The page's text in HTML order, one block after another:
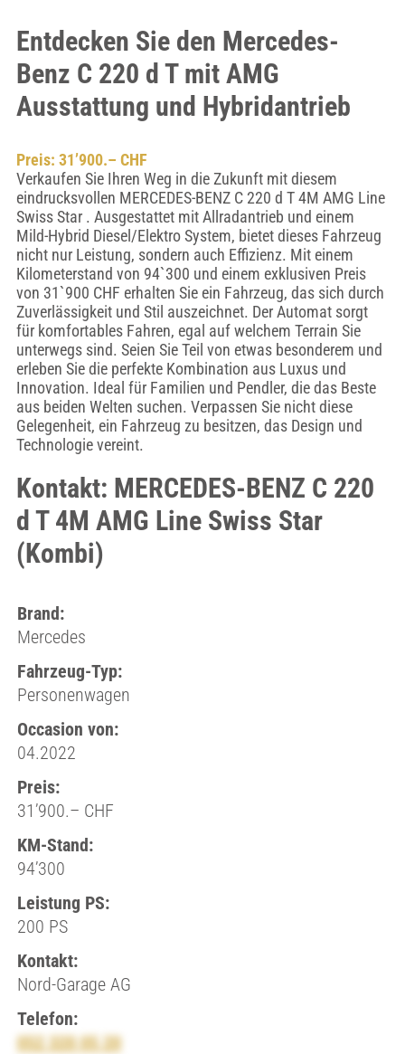
Entdecken Sie den Mercedes-
Benz C 220 d T mit AMG
Ausstattung und Hybridantrieb
Preis: 31’900.– CHF
Verkaufen Sie Ihren Weg in die Zukunft mit diesem
eindrucksvollen MERCEDES-BENZ C 220 d T 4M AMG Line
Swiss Star . Ausgestattet mit Allradantrieb und einem
Mild-Hybrid Diesel/Elektro System, bietet dieses Fahrzeug
nicht nur Leistung, sondern auch Effizienz. Mit einem
Kilometerstand von 94`300 und einem exklusiven Preis
von 31`900 CHF erhalten Sie ein Fahrzeug, das sich durch
Zuverlässigkeit und Stil auszeichnet. Der Automat sorgt
für komfortables Fahren, egal auf welchem Terrain Sie
unterwegs sind. Seien Sie Teil von etwas besonderem und
erleben Sie die perfekte Kombination aus Luxus und
Innovation. Ideal für Familien und Pendler, die das Beste
aus beiden Welten suchen. Verpassen Sie nicht diese
Gelegenheit, ein Fahrzeug zu besitzen, das Design und
Technologie vereint.
Kontakt: MERCEDES-BENZ C 220
d T 4M AMG Line Swiss Star
(Kombi)
Brand:
Mercedes
Fahrzeug-Typ:
Personenwagen
Occasion von:
04.2022
Preis:
31’900.– CHF
KM-Stand:
94’300
Leistung PS:
200 PS
Kontakt:
Nord-Garage AG
Telefon:
052 320 05 20